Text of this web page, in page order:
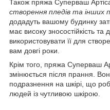
Також пряжа Суперваш
створення пледів та інших
додадуть вашому будинку
має високу зносостійкість та
використовувати її для
вам довгі роки.
Крім того, пряжа Суперваш
змінюється після прання.
подразнення на шкірі, що
людей із чутливою шкірою.